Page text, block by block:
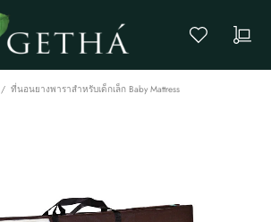
ที่นอนยางพาราสำหรับเด็กเล็ก Baby Mattress